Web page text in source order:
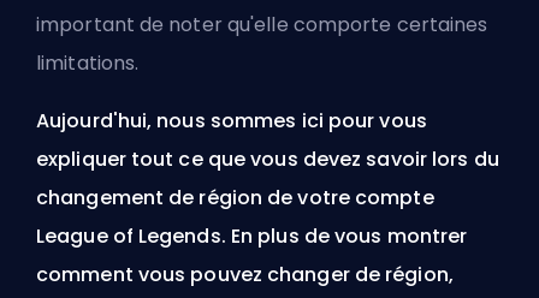
important de noter qu'elle comporte certaines
limitations.
Aujourd'hui, nous sommes ici pour vous
expliquer tout ce que vous devez savoir lors du
changement de région de votre compte
League of Legends. En plus de vous montrer
comment vous pouvez changer de région,